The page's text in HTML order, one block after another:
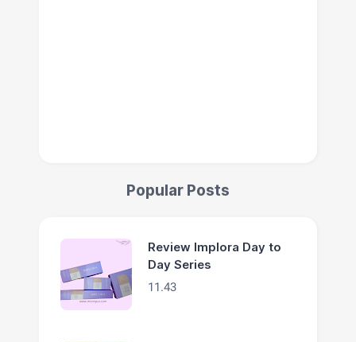
Popular Posts
Review Implora Day to
Day Series
11.43